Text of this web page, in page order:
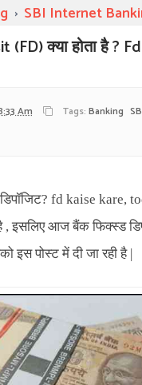
› SBI Internet
क्या होता है ?
Am Tags: Banking
? fd kaise kare,
,इसलिए आज बैंक फिक्स्ड
इस पोस्ट में दी जा रही है |